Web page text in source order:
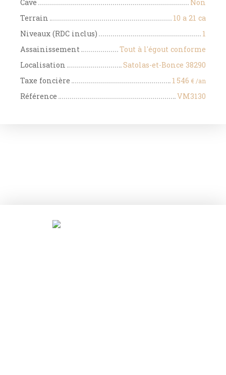
Cave
Non
Terrain
10 a 21 ca
Niveaux (RDC inclus)
1
Assainissement
Tout à l'égout conforme
Localisation
Satolas-et-Bonce 38290
Taxe foncière
1 546 € /an
Référence VM3130